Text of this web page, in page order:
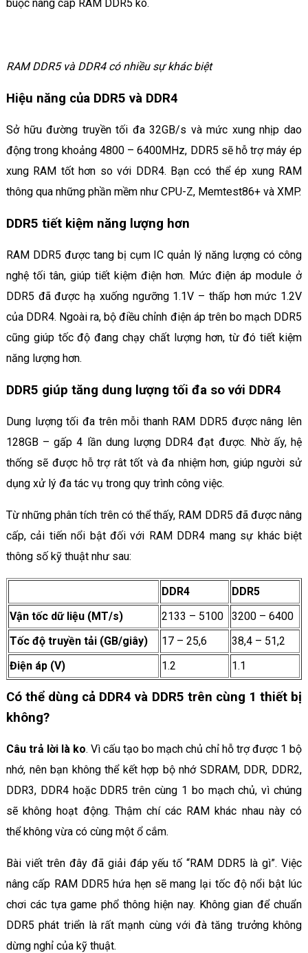
buộc nâng cấp RAM DDR5 ko.
RAM DDR5 và DDR4 có nhiều sự khác biệt
Hiệu năng của DDR5 và DDR4
Sở hữu đường truyền tối đa 32GB/s và mức xung nhịp dao
động trong khoảng 4800 – 6400MHz, DDR5 sẽ hỗ trợ máy ép
xung RAM tốt hơn so với DDR4. Bạn ccó thể ép xung RAM
thông qua những phần mềm như CPU-Z, Memtest86+ và XMP.
DDR5 tiết kiệm năng lượng hơn
RAM DDR5 được tang bị cụm IC quản lý năng lượng có công
nghệ tối tân, giúp tiết kiệm điện hơn. Mức điện áp module ở
DDR5 đã được hạ xuống ngưỡng 1.1V – thấp hơn mức 1.2V
của DDR4. Ngoài ra, bộ điều chỉnh điện áp trên bo mạch DDR5
cũng giúp tốc độ đang chạy chất lượng hơn, từ đó tiết kiệm
năng lượng hơn.
DDR5 giúp tăng dung lượng tối đa so với DDR4
Dung lượng tối đa trên mỗi thanh RAM DDR5 được nâng lên
128GB – gấp 4 lần dung lượng DDR4 đạt được. Nhờ ấy, hệ
thống sẽ được hỗ trợ rât tốt và đa nhiệm hơn, giúp người sử
dụng xử lý đa tác vụ trong quy trình công việc.
Từ những phân tích trên có thể thấy, RAM DDR5 đã được nâng
cấp, cải tiến nổi bật đối với RAM DDR4 mang sự khác biệt
thông số kỹ thuật như sau:
DDR4
DDR5
Vận tốc dữ liệu (MT/s)
2133 – 5100
3200 – 6400
Tốc độ truyền tải (GB/giây)
17 – 25,6
38,4 – 51,2
Điện áp (V)
1.2 1.1
Có thể dùng cả DDR4 và DDR5 trên cùng 1 thiết bị
không?
Câu trả lời là ko. Vì cấu tạo bo mạch chủ chỉ hỗ trợ được 1 bộ
nhớ, nên bạn không thể kết hợp bộ nhớ SDRAM, DDR, DDR2,
DDR3, DDR4 hoặc DDR5 trên cùng 1 bo mạch chủ, vì chúng
sẽ không hoạt động. Thậm chí các RAM khác nhau này có
thể không vừa có cùng một ổ cắm.
Bài viết trên đây đã giải đáp yếu tố “RAM DDR5 là gì”. Việc
nâng cấp RAM DDR5 hứa hẹn sẽ mang lại tốc độ nổi bật lúc
chơi các tựa game phổ thông hiện nay. Không gian để chuẩn
DDR5 phát triển là rất mạnh cùng với đà tăng trưởng không
dừng nghỉ của kỹ thuật.